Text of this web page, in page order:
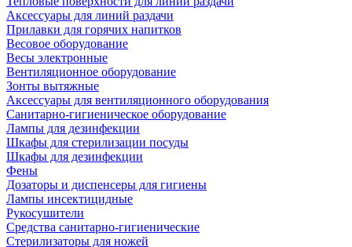
Аксессуары для линий раздачи
Прилавки для горячих напитков
Весовое оборудование
Весы электронные
Вентиляционное оборудование
Зонты вытяжные
Аксессуары для вентиляционного оборудования
Санитарно-гигиеническое оборудование
Лампы для дезинфекции
Шкафы для стерилизации посуды
Шкафы для дезинфекции
Фены
Дозаторы и диспенсеры для гигиены
Лампы инсектицидные
Рукосушители
Средства санитарно-гигиенические
Стерилизаторы для ножей